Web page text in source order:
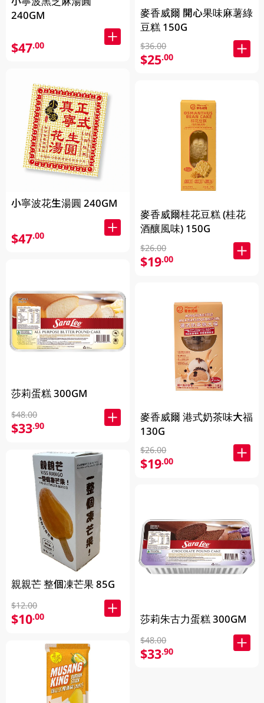
240GM
$47.00
小寧波花生湯圓 240GM
$47.00
莎莉蛋糕 300GM
$48.00
$33.90
親親芒 整個凍芒果 85G
$12.00
$10.00
麥香威爾 開心果味麻薯綠
豆糕 150G
$36.00
$25.00
麥香威爾桂花豆糕 (桂花
酒釀風味) 150G
$26.00
$19.00
麥香威爾 港式奶茶味大福
130G
$26.00
$19.00
莎莉朱古力蛋糕 300GM
$48.00
$33.90